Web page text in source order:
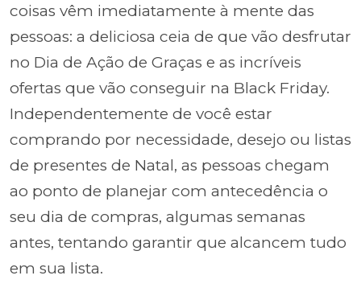
coisas vêm imediatamente à mente das
pessoas: a deliciosa ceia de que vão desfrutar
no Dia de Ação de Graças e as incríveis
ofertas que vão conseguir na Black Friday.
Independentemente de você estar
comprando por necessidade, desejo ou listas
de presentes de Natal, as pessoas chegam
ao ponto de planejar com antecedência o
seu dia de compras, algumas semanas
antes, tentando garantir que alcancem tudo
em sua lista.